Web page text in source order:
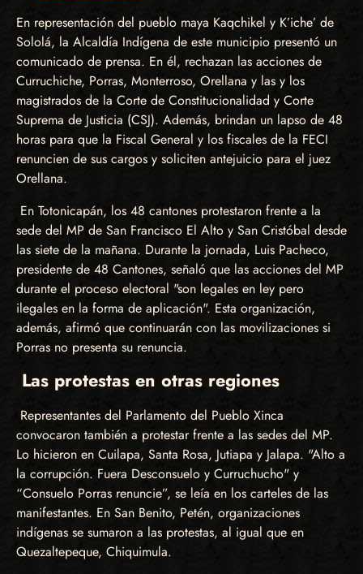
En representación del pueblo maya Kaqchikel y K’iche’ de
Sololá, la Alcaldía Indígena de este municipio presentó un
comunicado de prensa. En él, rechazan las acciones de
Curruchiche, Porras, Monterroso, Orellana y las y los
magistrados de la Corte de Constitucionalidad y Corte
Suprema de Justicia (CSJ). Además, brindan un lapso de 48
horas para que la Fiscal General y los fiscales de la FECI
renuncien de sus cargos y soliciten antejuicio para el juez
Orellana.
En Totonicapán, los 48 cantones protestaron frente a la
sede del MP de San Francisco El Alto y San Cristóbal desde
las siete de la mañana. Durante la jornada, Luis Pacheco,
presidente de 48 Cantones, señaló que las acciones del MP
durante el proceso electoral "son legales en ley pero
ilegales en la forma de aplicación". Esta organización,
además, afirmó que continuarán con las movilizaciones si
Porras no presenta su renuncia.
Las protestas en otras regiones
Representantes del Parlamento del Pueblo Xinca
convocaron también a protestar frente a las sedes del MP.
Lo hicieron en Cuilapa, Santa Rosa, Jutiapa y Jalapa. "Alto a
la corrupción. Fuera Desconsuelo y Curruchucho" y
“Consuelo Porras renuncie”, se leía en los carteles de las
manifestantes. En San Benito, Petén, organizaciones
indígenas se sumaron a las protestas, al igual que en
Quezaltepeque, Chiquimula.